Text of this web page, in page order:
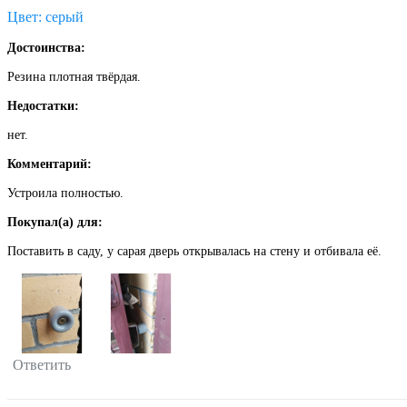
Цвет: серый
Достоинства:
Резина плотная твёрдая.
Недостатки:
нет.
Комментарий:
Устроила полностью.
Покупал(а) для:
Поставить в саду, у сарая дверь открывалась на стену и отбивала её.
Ответить